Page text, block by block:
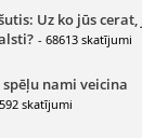
Uz ko jūs cerat,
- 68613 skatījumi
nami veicina
skatījumi